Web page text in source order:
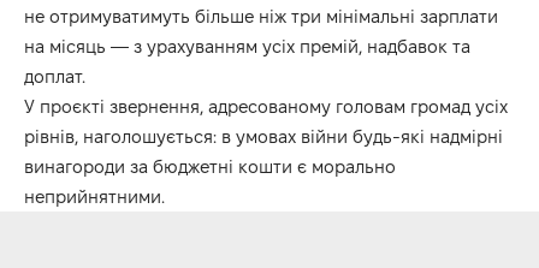
не отримуватимуть більше ніж три мінімальні зарплати
на місяць — з урахуванням усіх премій, надбавок та
доплат.
У проєкті звернення, адресованому головам громад усіх
рівнів, наголошується: в умовах війни будь-які надмірні
винагороди за бюджетні кошти є морально
неприйнятними.